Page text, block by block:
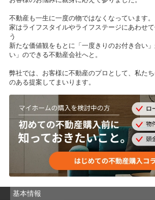
不動産も一生に一度の物ではなくなっています。
家はライフスタイルやライフステージにあわせ
う
新たな価値観をもとに「一度きりのお付き合い
い」のできる不動産会社へと。
弊社では、お客様に不動産のプロとして、私た
のある提案してまいります。
基本情報